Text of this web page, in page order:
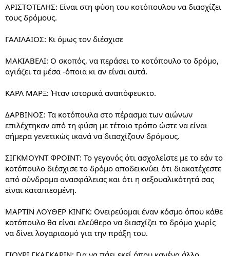
ΑΡΙΣΤΟΤΕΛΗΣ: Είναι στη φύση του κοτόπουλου να διασχίζει
τους δρόμους.
ΓΑΛΙΛΑΙΟΣ: Κι όμως τον διέσχισε
ΜΑΚΙΑΒΕΛΙ: Ο σκοπός, να περάσει το κοτόπουλο το δρόμο,
αγιάζει τα μέσα -όποια κι αν είναι αυτά.
ΚΑΡΛ ΜΑΡΞ: Ήταν ιστορικά αναπόφευκτο.
ΔΑΡΒΙΝΟΣ: Τα κοτόπουλα στο πέρασμα των αιώνων
επιλέχτηκαν από τη φύση με τέτοιο τρόπο ώστε να είναι
σήμερα γενετικώς ικανά να διασχίζουν δρόμους.
ΣΙΓΚΜΟΥΝΤ ΦΡΟΙΝΤ: Το γεγονός ότι ασχολείστε με το εάν το
κοτόπουλο διέσχισε το δρόμο αποδεικνύει ότι διακατέχεστε
από σύνδρομα ανασφάλειας και ότι η σεξουαλικότητά σας
είναι καταπιεσμένη.
ΜΑΡΤΙΝ ΛΟΥΘΕΡ ΚΙΝΓΚ: Ονειρεύομαι έναν κόσμο όπου κάθε
κοτόπουλο θα είναι ελεύθερο να διασχίζει το δρόμο χωρίς
να δίνει λογαριασμό για την πράξη του.